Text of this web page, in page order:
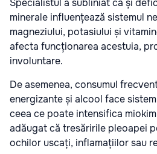
minerale influențează sistemul
magneziului, potasiului și
afecta funcționarea acestuia,
involuntare.
De asemenea, consumul
energizante și alcool face
ceea ce poate intensifica
adăugat că tresăririle pleoapei
ochilor uscați, inflamațiilor sau